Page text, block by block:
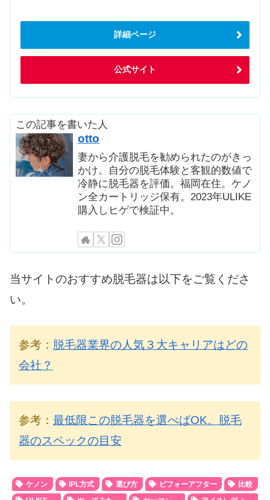
詳細ページ
公式サイト
この記事を書いた人
otto
妻から介護脱毛を勧められたのがきっ
かけ。自分の脱毛体験と客観的数値で
冷静に脱毛器を評価。福岡在住。ケノ
ン全カートリッジ保有。2023年ULIKE
購入しヒゲで検証中。
当サイトのおすすめ脱毛器は以下をご覧くださ
い。
参考： 脱毛器業界の人気３大キャリアはどの
会社？
参考： 最低限この脱毛器を選べばOK。脱毛
器のスペックの目安
ケノン IPL方式 選び方 ビフォーアフター
比較